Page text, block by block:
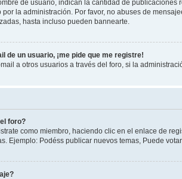
de usuario, indican la cantidad de
la administración. Por favor, no abuses de
hasta incluso pueden bannearte.
de un usuario, ¡me pide que me registre!
a otros usuarios a través del foro, si la
foro?
como miembro, haciendo clic en el enlace de
Ejemplo: Podéss publicar nuevos temas, Puede